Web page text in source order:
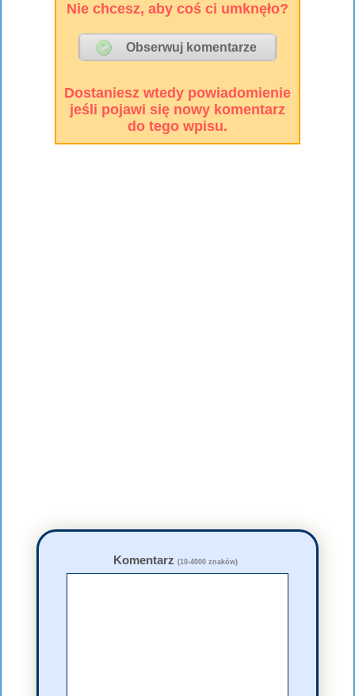
Nie chcesz, aby coś ci umknęło?
Dostaniesz wtedy powiadomienie
jeśli pojawi się nowy komentarz
do tego wpisu.
Komentarz (10-4000 znaków)